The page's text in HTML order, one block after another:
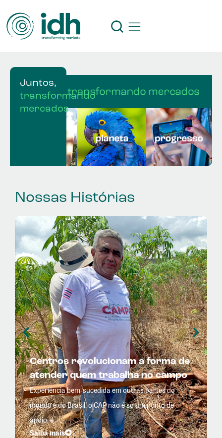
Juntos,
transformando
mercados
Nossas Histórias
Centros revolucionam a forma de
atender quem trabalha no campo
Experiência bem-sucedida em outras partes do
mundo e do Brasil, o CAP não é só um ponto de
apoio, é
Saiba mais